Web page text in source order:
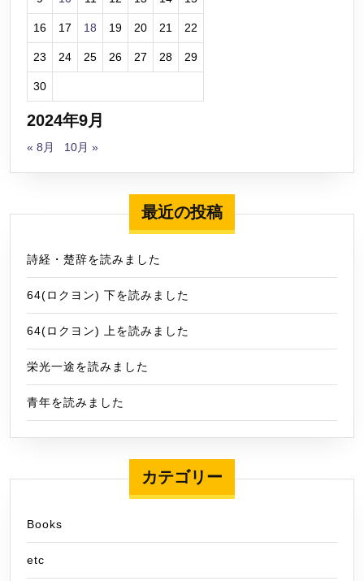
2024年9月
16 17 18 19 20 21 22
23 24 25 26 27 28 29
30
« 8月 10月 »
最近の投稿
詩経・楚辞を読みました
64(ロクヨン) 下を読みました
64(ロクヨン) 上を読みました
栄光一途を読みました
青年を読みました
カテゴリー
Books
etc